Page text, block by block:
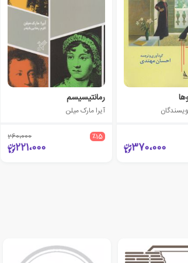
370،000
رمانتیسیسم
آیرا مارک میلن
٪15 260،000
221،000